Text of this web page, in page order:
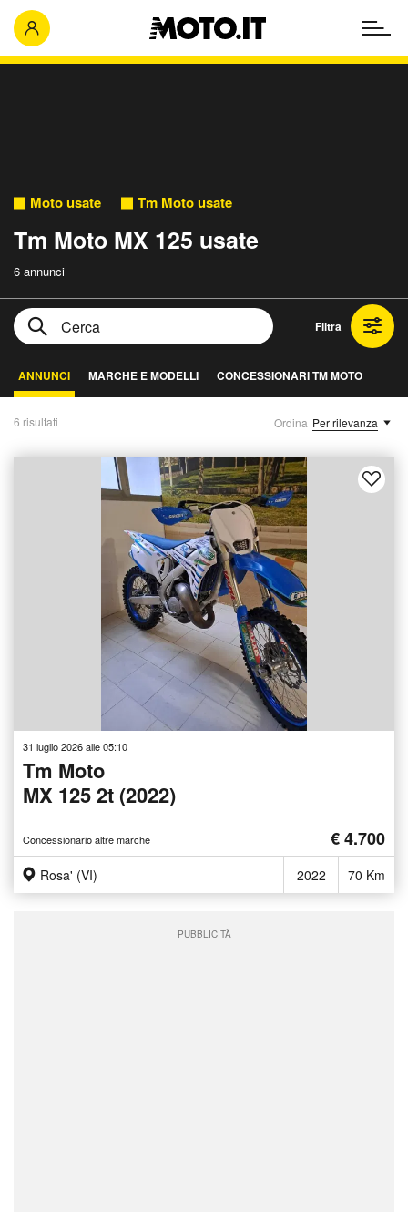
Moto usate Tm Moto usate
Tm Moto MX 125 usate
6 annunci
Filtra
ANNUNCI MARCHE E MODELLI CONCESSIONARI TM MOTO
6 risultati Ordina Per rilevanza
31 luglio 2026 alle 05:10
Tm Moto
MX 125 2t (2022)
Concessionario altre marche € 4.700
Rosa' (VI) 2022 70 Km
PUBBLICITÀ